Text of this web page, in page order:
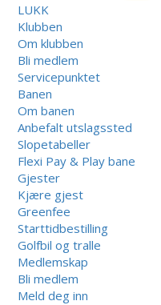
LUKK
Klubben
Om klubben
Bli medlem
Servicepunktet
Banen
Om banen
Anbefalt utslagssted
Slopetabeller
Flexi Pay & Play bane
Gjester
Kjære gjest
Greenfee
Starttidbestilling
Golfbil og tralle
Medlemskap
Bli medlem
Meld deg inn